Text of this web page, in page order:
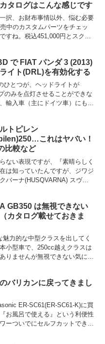
タログはこんな感じです
択、お財布事情以外、悩む必要
中のカスタムパーツをチェッ
すね。税込451,000円とスクー
で FIAT パンダ 3 (2013)
イト(DRL)を有効化する
ひとつが、ヘッドライトが
のみを点灯させることができな
輸入車（主にドイツ車）にも何
トピレン
これはヤバい！
比較など
ない表現ですが、『素晴らしく
は知っていたんですが、ジワジ
ーナ(HUSQVARNA) スヴァ
GB350 は無視できない
カタログ載せておきま
力的な中型クラスを出してく
小型車で、250cc越えクラスは
りませんが無視できない気にな
バリカンに戻ってきまし
ER-SC61(ER-SC61-K)に買
お風呂で使える』という利便性
ーついでにセルフカットできる